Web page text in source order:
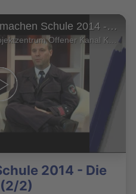
Medien machen Schule 2014 - Die Pressekonferenz (2/2)
Medienprojektzentrum Offener Kanal Kassel
2014 - Die
2)